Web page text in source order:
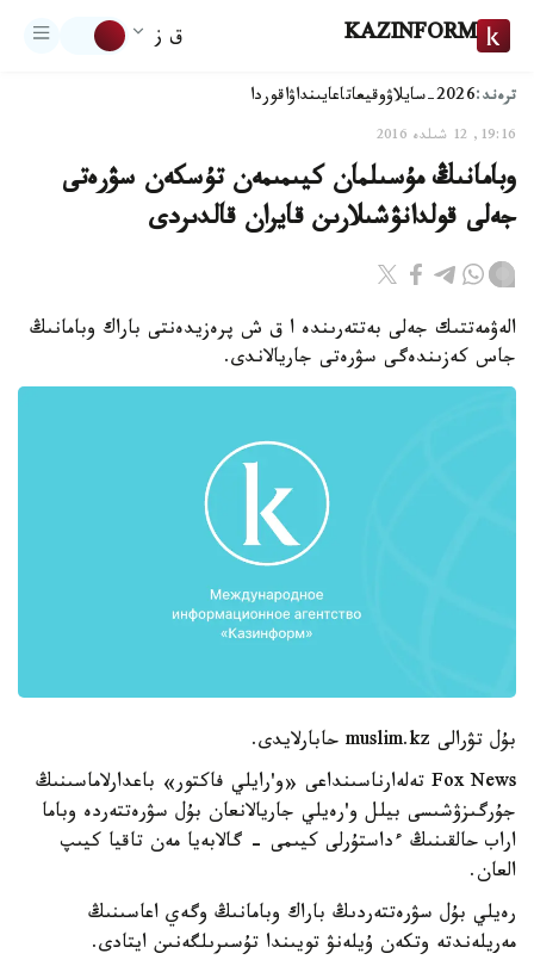
KAZINFORM ق ز
ترەند:2026-سايلاۋ وقيعاتاعايىنداۋاقوردا
19:16, 12 شىلدە 2016
وبامانىڭ مۇسىلمان كيىمىمەن تۇسكەن سۋرەتى
جەلى قولدانۋشىلارىن قايران قالدىردى
الەۋمەتتىك جەلى بەتتەرىندە ا ق ش پرەزيدەنتى باراك وبامانىڭ
جاس كەزىندەگى سۋرەتى جاريالاندى.
بۇل تۋرالى muslim.kz حابارلايدى.
Fox News تەلەارناسىنداعى «و'رايلي فاكتور» باعدارلاماسىنىڭ
جۇرگىزۋشىسى بيلل و'رەيلي جاريالانعان بۇل سۋرەتتەردە وباما
اراب حالقىنىڭ ءداستۇرلى كيىمى - گالابەيا مەن تاقيا كيىپ
العان.
رەيلي بۇل سۋرەتتەردىڭ باراك وبامانىڭ وگەي اعاسىنىڭ
مەريلەندتە وتكەن ۇيلەنۋ تويىندا تۇسىرىلگەنىن ايتادى.